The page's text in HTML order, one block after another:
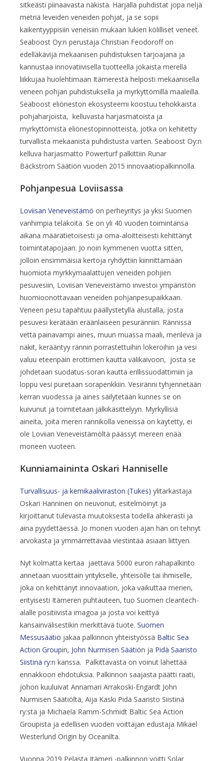
sitkeästi piinaavasta näkistä. Harjalla puhdistat jopa neljä
metriä leveiden veneiden pohjat, ja se sopii
kaikentyyppisiin veneisiin mukaan lukien kölilliset veneet.
Seaboost Oy:n perustaja Christian Feodoroff on
edelläkävijä mekaanisen puhdistuksen tarjoajana ja
kannustaa innovatiivisella tuotteella jokaista merellä
liikkujaa huolehtimaan Itämerestä helposti mekaanisella
veneen pohjan puhdistuksella ja myrkyttömillä maaleilla.
Seaboost eliöneston ekosysteemi koostuu tehokkaista
pohjaharjoista, kelluvasta harjasmatoista ja
myrkyttömistä eliönestopinnotteista, jotka on kehitetty
turvallista mekaanista puhdistusta varten. Seaboost Oy:n
kelluva harjasmatto Powerturf palkittiin Runar
Bäckström Säätiön vuoden 2015 innovaatiopalkinnolla.
Pohjanpesua Loviisassa
Loviisan Veneveistämö on perheyritys ja yksi Suomen
vanhimpia telakoita. Se on yli 40 vuoden toimintansa
aikana määrätietoisesti ja oma-aloitteisesti kehittänyt
toimintatapojaan. Jo noin kymmenen vuotta sitten,
jolloin ensimmäisiä kertoja ryhdyttiin kiinnittämään
huomiota myrkkymaalattujen veneiden pohjien
pesuvesiin, Loviisan Veneveistämö investoi ympäristön
huomioonottavaan veneiden pohjanpesupaikkaan.
Veneen pesu tapahtuu päällystetyllä alustalla, josta
pesuvesi kerätään eräänlaiseen pesuränniin. Rännissä
vettä painavampi aines, muun muassa maali, merilevä ja
näkit, kerääntyy rännin porrastettuihin lokeroihin ja vesi
valuu eteenpäin erottimen kautta välikaivoon, josta se
johdetaan suodatus-soran kautta erillissuodattimiin ja
loppu vesi puretaan sorapenkkiin. Vesiränni tyhjennetään
kerran vuodessa ja aines säilytetään kunnes se on
kuivunut ja toimitetaan jälkikäsittelyyn. Myrkyllisiä
aineita, joita meren rannikolla veneissä on käytetty, ei
ole Loviian Veneveistämöltä päässyt mereen enää
moneen vuoteen.
Kunniamaininta Oskari Hanniselle
Turvallisuus- ja kemikaaliviraston (Tukes) ylitarkastaja
Oskari Hanninen on neuvonut, esitelmöinyt ja
kirjoittanut tulevasta muutoksesta todella ahkerasti ja
aina pyydettäessä. Jo monen vuoden ajan hän on tehnyt
arvokasta ja ymmärrettävää viestintää asiaan liittyen.
Nyt kolmatta kertaa jaettava 5000 euron rahapalkinto
annetaan vuosittain yritykselle, yhteisölle tai ihmiselle,
joka on kehittänyt innovaation, joka vaikuttaa merien,
erityisesti Itämeren puhtauteen, tuo Suomen cleantech-
alalle positiivista imagoa ja josta voi keittyä
kansainvälisestikin merkittävä tuote. Suomen
Messusäätiö jakaa palkinnon yhteistyössä Baltic Sea
Action Groupin, John Nurmisen Säätiön ja Pidä Saaristo
Siistinä ry:n kanssa. Palkittavasta on voinut lähettää
ennakkoon ehdotuksia. Palkinnon saajasta päätti raati,
johon kuuluivat Annamari Arrakoski-Engardt John
Nurmisen Säätiöltä, Aija Kaski Pidä Saaristo Siistinä
ry:stä ja Michaela Ramm-Schmidt Baltic Sea Action
Groupista ja edellisen vuoden voittajan edustaja Mikael
Westerlund Origin by Oceanilta.
Vuonna 2019 Pelasta Itämeri -palkinnon voitti Solar